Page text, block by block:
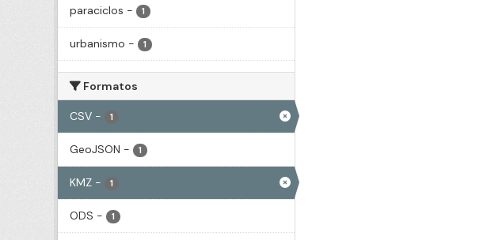
paraciclos - 1
urbanismo - 1
Formatos
CSV - 1
GeoJSON - 1
KMZ - 1
ODS - 1